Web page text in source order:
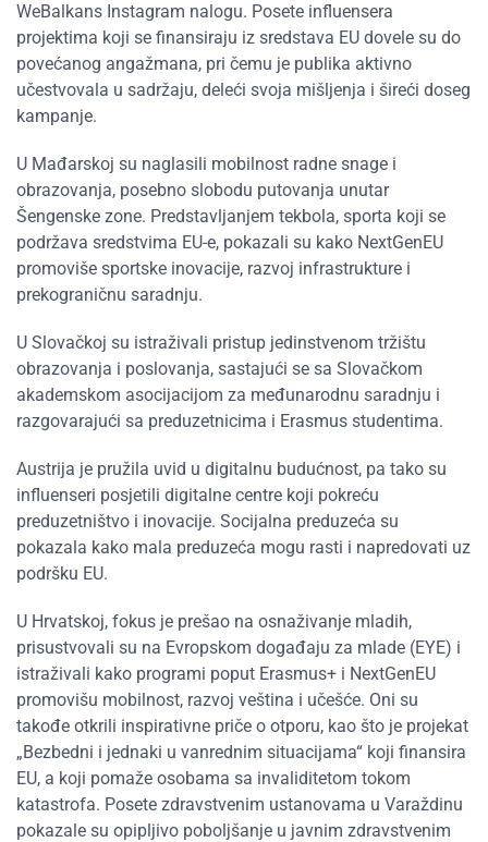
WeBalkans Instagram nalogu. Posete influensera
projektima koji se finansiraju iz sredstava EU dovele su do
povećanog angažmana, pri čemu je publika aktivno
učestvovala u sadržaju, deleći svoja mišljenja i šireći doseg
kampanje.
U Mađarskoj su naglasili mobilnost radne snage i
obrazovanja, posebno slobodu putovanja unutar
Šengenske zone. Predstavljanjem tekbola, sporta koji se
podržava sredstvima EU-e, pokazali su kako NextGenEU
promoviše sportske inovacije, razvoj infrastrukture i
prekograničnu saradnju.
U Slovačkoj su istraživali pristup jedinstvenom tržištu
obrazovanja i poslovanja, sastajući se sa Slovačkom
akademskom asocijacijom za međunarodnu saradnju i
razgovarajući sa preduzetnicima i Erasmus studentima.
Austrija je pružila uvid u digitalnu budućnost, pa tako su
influenseri posjetili digitalne centre koji pokreću
preduzetništvo i inovacije. Socijalna preduzeća su
pokazala kako mala preduzeća mogu rasti i napredovati uz
podršku EU.
U Hrvatskoj, fokus je prešao na osnaživanje mladih,
prisustvovali su na Evropskom događaju za mlade (EYE) i
istraživali kako programi poput Erasmus+ i NextGenEU
promovišu mobilnost, razvoj veština i učešće. Oni su
takođe otkrili inspirativne priče o otporu, kao što je projekat
„Bezbedni i jednaki u vanrednim situacijama“ koji finansira
EU, a koji pomaže osobama sa invaliditetom tokom
katastrofa. Posete zdravstvenim ustanovama u Varaždinu
pokazale su opipljivo poboljšanje u javnim zdravstvenim